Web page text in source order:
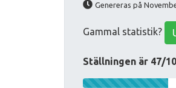
Genereras på
Gammal statistik?
Ställningen är 47/